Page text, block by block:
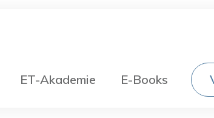
ET-Akademie E-Books